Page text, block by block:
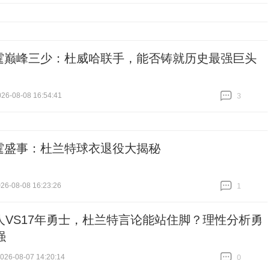
巅峰三少：杜威哈联手，能否铸就历史最强巨头
08-08 16:54:41
3
盛事：杜兰特球衣退役大揭秘
08-08 16:23:26
1
VS17年勇士，杜兰特言论能站住脚？理性分析勇
08-07 14:20:14
0